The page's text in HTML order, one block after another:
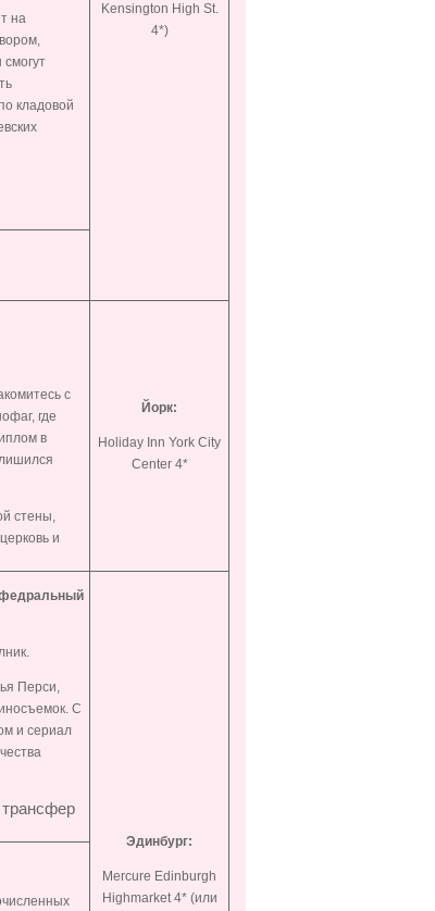
Kensington High St.
4*)
на
кладовой
с
где
в
стены,
и
Йорк:
Holiday Inn York City
Center 4*
Перси,
С
и сериал
трансфер
Эдинбург:
Mercure Edinburgh
Highmarket 4* (или